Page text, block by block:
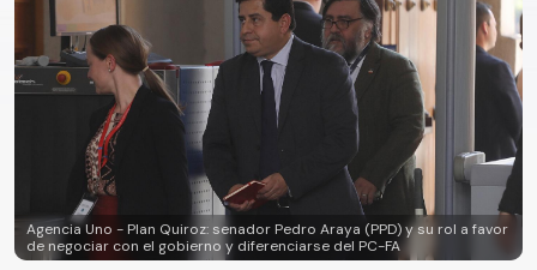
Agencia Uno - Plan Quiroz: senador Pedro Araya (PPD) y su rol a favor
de negociar con el gobierno y diferenciarse del PC-FA